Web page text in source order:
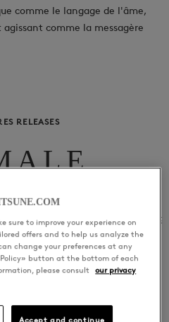
comme le langage de l'âme,
comme la messagère
RELEASES
A L E
Sampa The Great
sure to improve your experience on
offers and to help us analyze the
change your preferences at any
button at the bottom of each
please consult
our privacy
Accept and continue